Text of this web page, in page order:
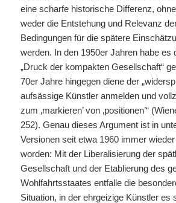
eine scharfe historische Differenz,
weder die Entstehung und Relevanz
Bedingungen für die spätere
werden. In den 1950er Jahren habe es
„Druck der kompakten Gesellschaft“
70er Jahre hingegen diene der
aufsässige Künstler anmelden und
zum ‚markieren’ von ‚positionen’“
252). Genau dieses Argument ist in
Versionen seit etwa 1960 immer
worden: Mit der Liberalisierung der
Gesellschaft und der Etablierung des
Wohlfahrtsstaates entfalle die
Situation, in der ehrgeizige Künstler es